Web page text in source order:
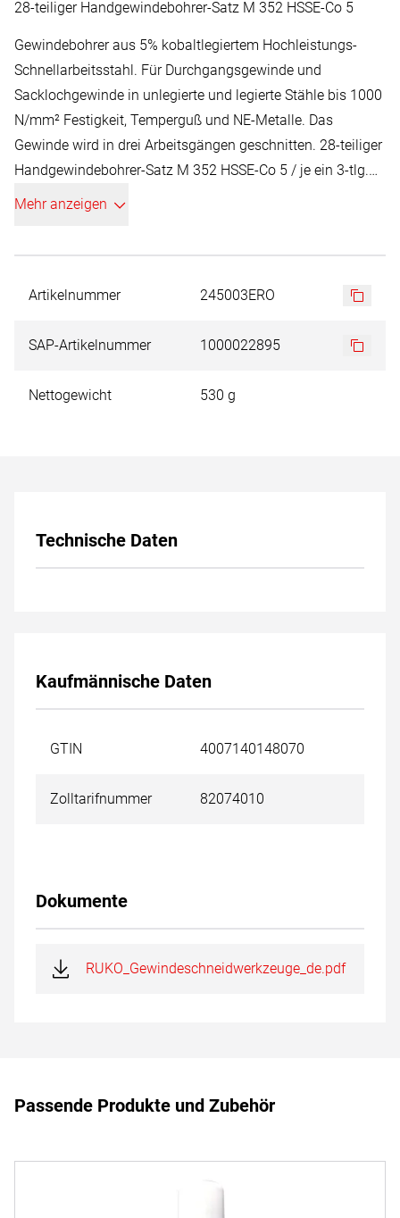
28-teiliger Handgewindebohrer-Satz M 352 HSSE-Co 5
Gewindebohrer aus 5% kobaltlegiertem Hochleistungs-
Schnellarbeitsstahl. Für Durchgangsgewinde und
Sacklochgewinde in unlegierte und legierte Stähle bis 1000
N/mm² Festigkeit, Temperguß und NE-Metalle. Das
Gewinde wird in drei Arbeitsgängen geschnitten. 28-teiliger
Handgewindebohrer-Satz M 352 HSSE-Co 5 / je ein 3-tlg.
Satz M 3 - M 4 - M 5 - M 6 - M 8 - M 10 - M 12 + 7
Mehr anzeigen
Artikelnummer 245003ERO
SAP-Artikelnummer 1000022895
Nettogewicht 530 g
Technische Daten
Kaufmännische Daten
GTIN 4007140148070
Zolltarifnummer 82074010
Dokumente
RUKO_Gewindeschneidwerkzeuge_de.pdf
Passende Produkte und Zubehör